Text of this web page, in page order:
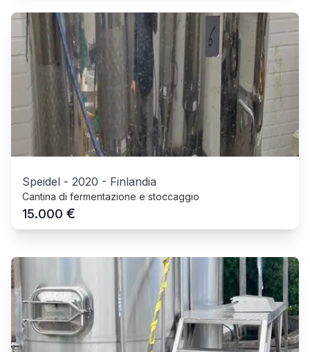
Speidel - 2020 - Finlandia
Cantina di fermentazione e stoccaggio
15.000 €